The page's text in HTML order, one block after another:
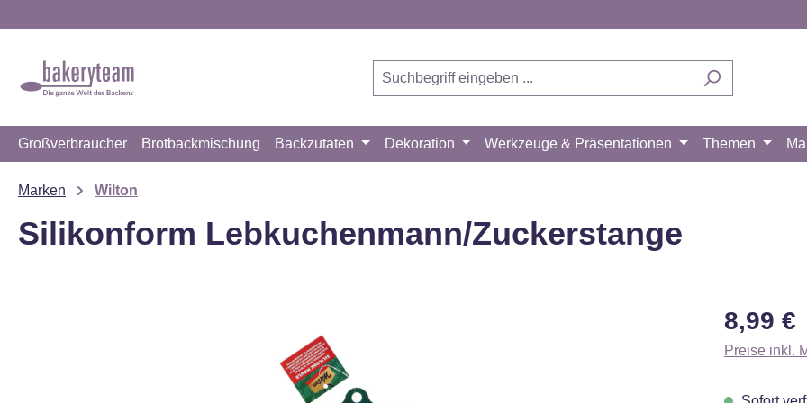
Großverbraucher Brotbackmischung Backzutaten Dekoration Werkzeuge & Präsentationen Themen
Marken Wilton
Silikonform Lebkuchenmann/Zuckerstange
Regulärer
8,99 €
Preise inkl.